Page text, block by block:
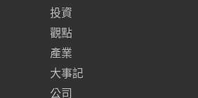
投資
觀點
產業
大事記
公司